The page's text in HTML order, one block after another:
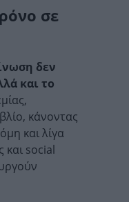
σε
δεν
και το
κάνοντας
και λίγα
και social